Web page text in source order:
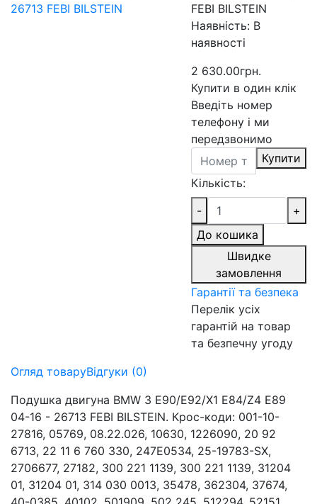
FEBI BILSTEIN
Наявність: В
наявності
2 630.00грн.
Купити в один клік
Введіть номер
телефону і ми
передзвонимо
Купити
Кількість:
-
+
До кошика
Швидке
замовлення
Гарантії та безпека
Перелік усіх
гарантій на товар
та безпечну угоду
Огляд товаруВідгуки (0)
Подушка двигуна BMW 3 E90/E92/X1 E84/Z4 E89
04-16 - 26713 FEBI BILSTEIN. Крос-коди: 001-10-
27816, 05769, 08.22.026, 10630, 1226090, 20 92
6713, 22 11 6 760 330, 247E0534, 25-19783-SX,
2706677, 27182, 300 221 1139, 300 221 1139, 31204
01, 31204 01, 314 030 0013, 35478, 362304, 37674,